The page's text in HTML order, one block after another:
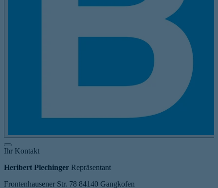
Ihr Kontakt
Heribert Plechinger Repräsentant
Frontenhausener Str. 78 84140 Gangkofen